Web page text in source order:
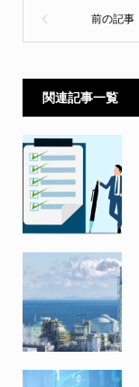
関連記事一覧